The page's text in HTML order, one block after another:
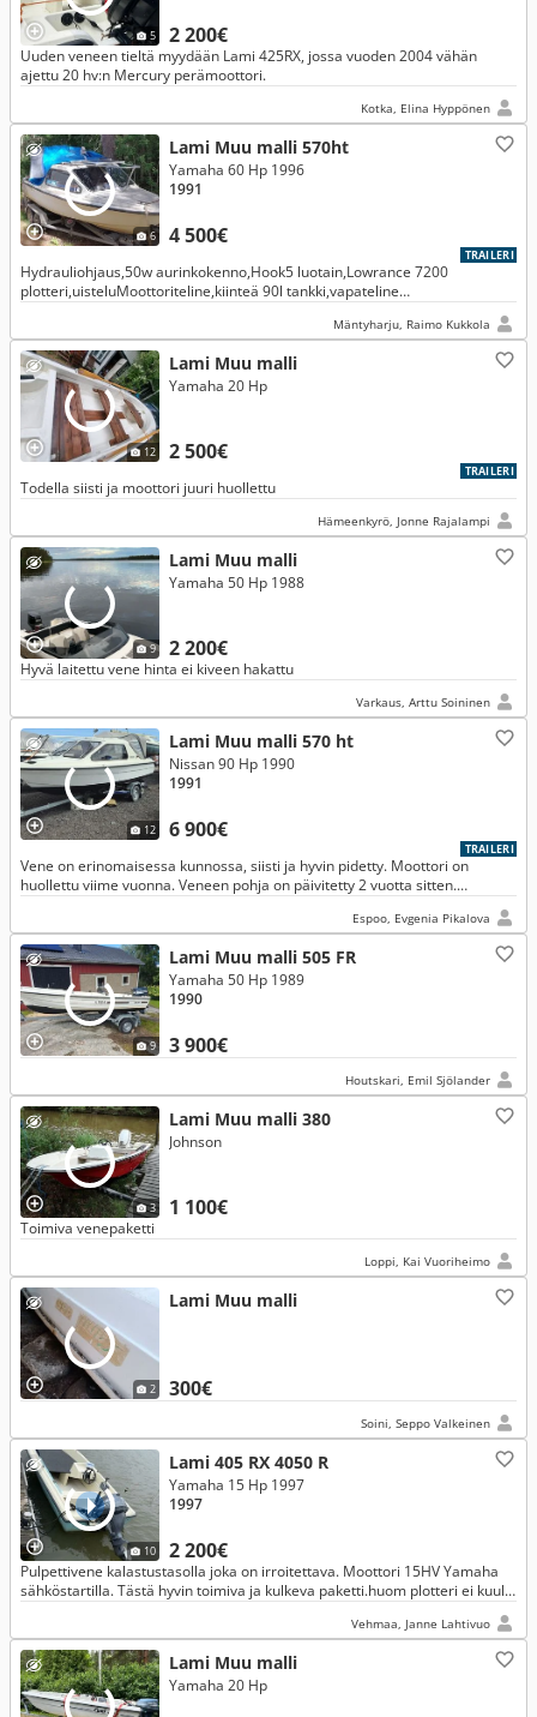
5 2 200€
Uuden veneen tieltä myydään Lami 425RX, jossa vuoden 2004 vähän
ajettu 20 hv:n Mercury perämoottori.
Kotka, Elina Hyppönen
6
Lami Muu malli 570ht
4 500€
Yamaha 60 Hp 1996
1991
TRAILERI
Hydrauliohjaus,50w aurinkokenno,Hook5 luotain,Lowrance 7200
plotteri,uisteluMoottoriteline,kiinteä 90l tankki,vapateline
Mäntyharju, Raimo Kukkola
12
Lami Muu malli
2 500€
Yamaha 20 Hp
TRAILERI
Todella siisti ja moottori juuri huollettu
Hämeenkyrö, Jonne Rajalampi
9
Lami Muu malli
2 200€
Yamaha 50 Hp 1988
Hyvä laitettu vene hinta ei kiveen hakattu
Varkaus, Arttu Soininen
12
Lami Muu malli 570 ht
6 900€
Nissan 90 Hp 1990
1991
TRAILERI
Vene on erinomaisessa kunnossa, siisti ja hyvin pidetty. Moottori on
huollettu viime vuonna. Veneen pohja on päivitetty 2 vuotta sitten.
Espoo, Evgenia Pikalova
9
Lami Muu malli 505 FR
3 900€
Yamaha 50 Hp 1989
1990
Houtskari, Emil Sjölander
3
Lami Muu malli 380
1 100€
Johnson
Toimiva venepaketti
Loppi, Kai Vuoriheimo
2
Lami Muu malli
300€
Soini, Seppo Valkeinen
10
Lami 405 RX 4050 R
2 200€
Yamaha 15 Hp 1997
1997
Pulpettivene kalastustasolla joka on irroitettava. Moottori 15HV Yamaha
sähköstartilla. Tästä hyvin toimiva ja kulkeva paketti.huom plotteri ei kuulu
Vehmaa, Janne Lahtivuo
Lami Muu malli
Yamaha 20 Hp